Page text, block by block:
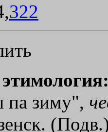
322
па зиму",